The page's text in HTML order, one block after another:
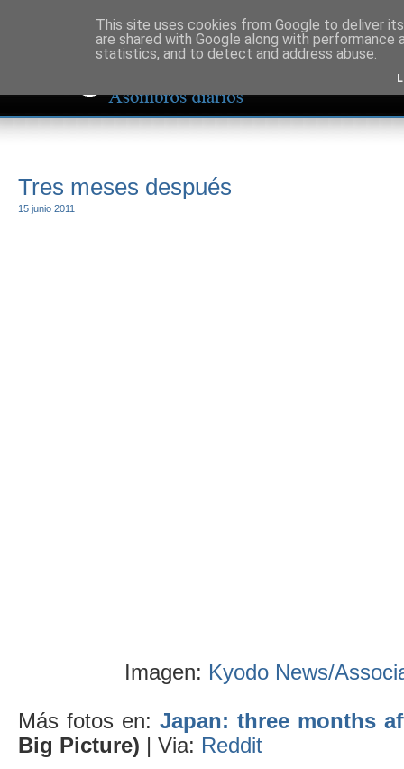
Tres meses después
15 junio 2011
Imagen: Kyodo News/
Más fotos en: Japan: three months
Big Picture) | Via: Reddit
This site uses cookies from Google to deliver
are shared with Google along with
statistics, and to detect and address abuse.